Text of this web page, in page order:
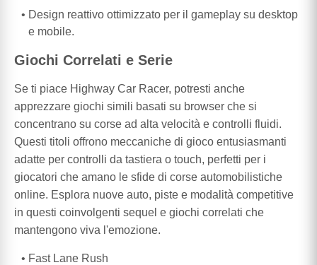
Design reattivo ottimizzato per il gameplay su desktop
e mobile.
Giochi Correlati e Serie
Se ti piace Highway Car Racer, potresti anche
apprezzare giochi simili basati su browser che si
concentrano su corse ad alta velocità e controlli fluidi.
Questi titoli offrono meccaniche di gioco entusiasmanti
adatte per controlli da tastiera o touch, perfetti per i
giocatori che amano le sfide di corse automobilistiche
online. Esplora nuove auto, piste e modalità competitive
in questi coinvolgenti sequel e giochi correlati che
mantengono viva l'emozione.
Fast Lane Rush